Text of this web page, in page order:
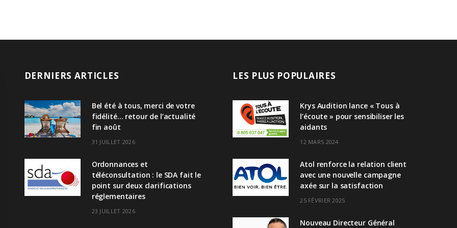
DERNIERS ARTICLES
Bel été à tous, merci de votre
fidélité… retour de l’actualité
fin août
31 JUILLET 2026
Ordonnances et
téléconsultation : le SDA fait le
point sur deux clarifications
réglementaires
23 JUILLET 2026
LES PLUS POPULAIRES
Krys Audition lance « Tous à
l’écoute » pour sensibiliser les
aidants
12 MARS 2024
Atol renforce la relation client
avec une nouvelle campagne
axée sur la satisfaction
25 FÉVRIER 2025
Nouveau Directeur Général